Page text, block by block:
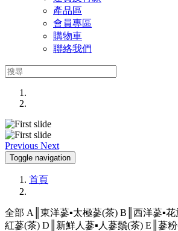
產品區
會員專區
購物車
聯絡我們
Previous Next
Toggle navigation
首頁
全部 A║東洋蔘▪太極蔘(茶) B║西洋蔘▪花
紅蔘(茶) D║新鮮人蔘▪人蔘鬚(茶) E║蔘